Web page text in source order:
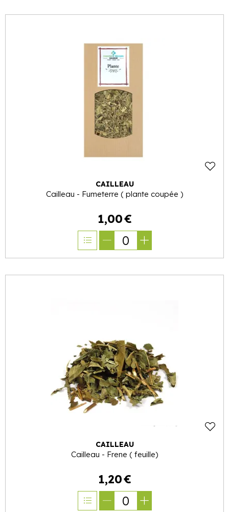
CAILLEAU
Cailleau - Fumeterre ( plante coupée )
1,00€
0
CAILLEAU
Cailleau - Frene ( feuille)
1,20€
0